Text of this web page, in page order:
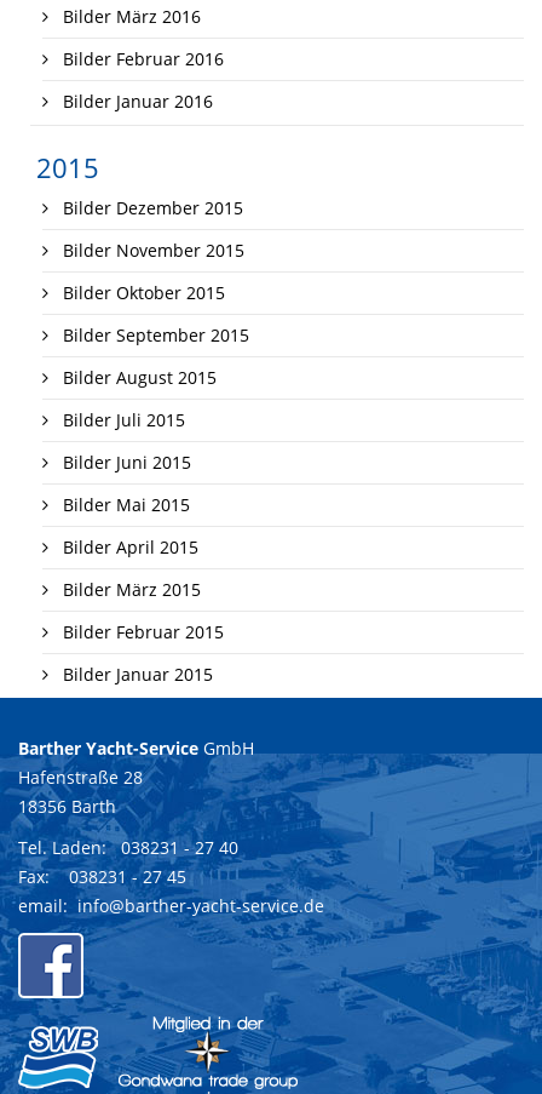
Bilder März 2016
Bilder Februar 2016
Bilder Januar 2016
2015
Bilder Dezember 2015
Bilder November 2015
Bilder Oktober 2015
Bilder September 2015
Bilder August 2015
Bilder Juli 2015
Bilder Juni 2015
Bilder Mai 2015
Bilder April 2015
Bilder März 2015
Bilder Februar 2015
Bilder Januar 2015
Barther Yacht-Service GmbH
Hafenstraße 28
18356 Barth
Tel. Laden:038231 - 27 40
Fax: 038231 - 27 45
email:info@barther-yacht-service.de